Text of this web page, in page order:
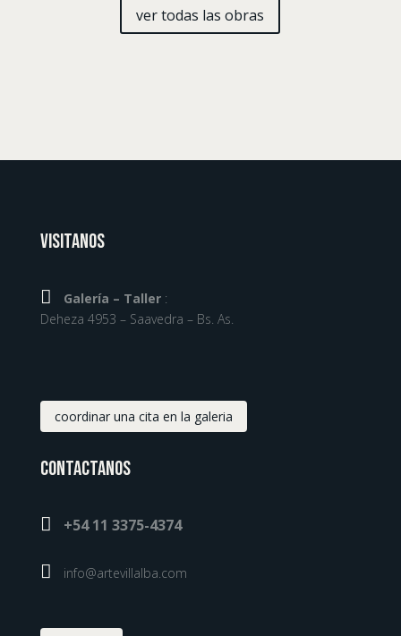
ver todas las obras
Visitanos
 Galería – Taller:
Deheza 4953 – Saavedra – Bs. As.
coordinar una cita en la galeria
Contactanos
 +54 11 3375-4374
 info@artevillalba.com